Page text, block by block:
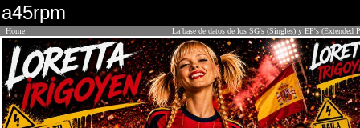
a45rpm
Home La base de datos de los SG's (Singles) y EP's (Extended